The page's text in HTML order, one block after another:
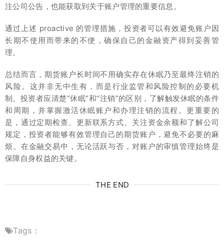
注公司公告，也能获取到关于账户管理的重要信息。
通过上述 proactive 的管理措施，投资者可以有效避免账户因
长期不使用而带来的不便，确保自己的金融资产得到妥善管
理。
总结而言，期货账户长时间不用确实存在休眠乃至最终注销的
风险。这并非无中生有，而是行业监管和风险控制的必要机
制。投资者应清楚“休眠”和“注销”的区别，了解触发休眠的条件
和周期，并掌握激活休眠账户和办理注销的流程。更重要的
是，通过定期检查、更新联系方式、关注资金余额和了解公司
规定，投资者能够有效管理自己的期货账户，避免不必要的麻
烦。在金融交易中，无论活跃与否，对账户的审慎管理始终是
保障自身权益的关键。
THE END
Tags：